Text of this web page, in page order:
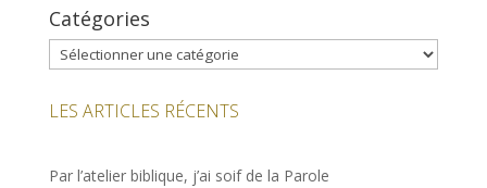
Catégories
Catégories
LES ARTICLES RÉCENTS
Par l’atelier biblique, j’ai soif de la Parole